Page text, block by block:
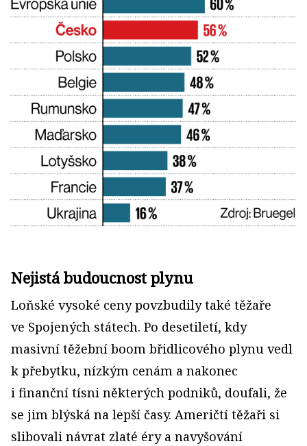
Nejistá budoucnost plynu
Loňské vysoké ceny povzbudily také těžaře
ve Spojených státech. Po desetiletí, kdy
masivní těžební boom břidlicového plynu vedl
k přebytku, nízkým cenám a nakonec
i finanční tísni některých podniků, doufali, že
se jim blýská na lepší časy. Američtí těžaři si
slibovali návrat zlaté éry a navyšování